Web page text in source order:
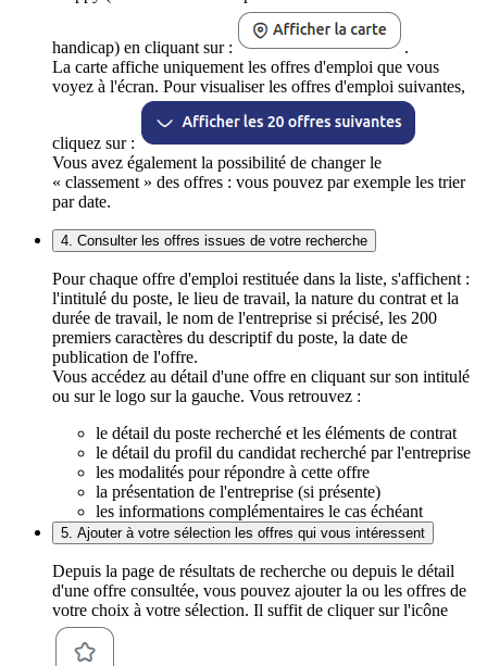
handicap) en cliquant sur :
.
La carte affiche uniquement les offres d'emploi que vous
voyez à l'écran. Pour visualiser les offres d'emploi suivantes,
cliquez sur :
Vous avez également la possibilité de changer le
« classement » des offres : vous pouvez par exemple les trier
par date.
4. Consulter les offres issues de votre recherche
Pour chaque offre d'emploi restituée dans la liste, s'affichent :
l'intitulé du poste, le lieu de travail, la nature du contrat et la
durée de travail, le nom de l'entreprise si précisé, les 200
premiers caractères du descriptif du poste, la date de
publication de l'offre.
Vous accédez au détail d'une offre en cliquant sur son intitulé
ou sur le logo sur la gauche. Vous retrouvez :
le détail du poste recherché et les éléments de contrat
le détail du profil du candidat recherché par l'entreprise
les modalités pour répondre à cette offre
la présentation de l'entreprise (si présente)
les informations complémentaires le cas échéant
5. Ajouter à votre sélection les offres qui vous intéressent
Depuis la page de résultats de recherche ou depuis le détail
d'une offre consultée, vous pouvez ajouter la ou les offres de
votre choix à votre sélection. Il suffit de cliquer sur l'icône